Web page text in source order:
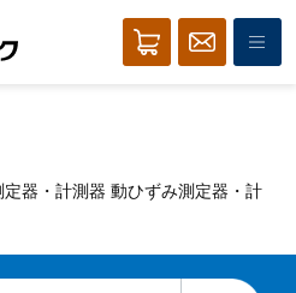
器・計測器 動ひずみ測定器・計